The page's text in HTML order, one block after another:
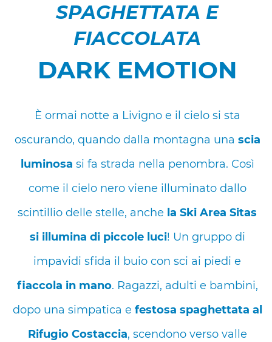
SPAGHETTATA E
FIACCOLATA
DARK EMOTION
È ormai notte a Livigno e il cielo si sta
oscurando, quando dalla montagna una scia
luminosa si fa strada nella penombra. Così
come il cielo nero viene illuminato dallo
scintillio delle stelle, anche laSki Area Sitas
si illumina di piccole luci! Un gruppo di
impavidi sfida il buio con sci ai piedi e
fiaccola in mano. Ragazzi, adulti e bambini,
dopo una simpatica e festosa spaghettata al
Rifugio Costaccia, scendono verso valle